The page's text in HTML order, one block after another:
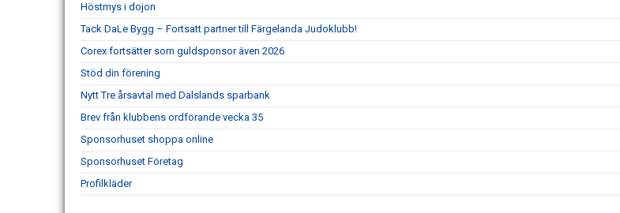
Höstmys i dojon
Tack DaLe Bygg – Fortsatt partner till Färgelanda Judoklubb!
Corex fortsätter som guldsponsor även 2026
Stöd din förening
Nytt Tre årsavtal med Dalslands sparbank
Brev från klubbens ordförande vecka 35
Sponsorhuset shoppa online
Sponsorhuset Företag
Profilkläder